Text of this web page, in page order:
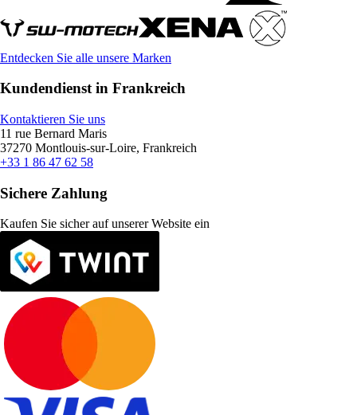
Entdecken Sie alle unsere Marken
Kundendienst in Frankreich
Kontaktieren Sie uns
11 rue Bernard Maris
37270 Montlouis-sur-Loire, Frankreich
+33 1 86 47 62 58
Sichere Zahlung
Kaufen Sie sicher auf unserer Website ein